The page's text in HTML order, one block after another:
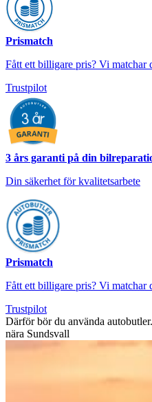
Prismatch
Fått ett billigare pris? Vi matchar
Trustpilot
3 års garanti på din
Din säkerhet för kvalitetsarbete
Prismatch
Fått ett billigare pris? Vi matchar
Trustpilot
Därför bör du använda
nära Sundsvall